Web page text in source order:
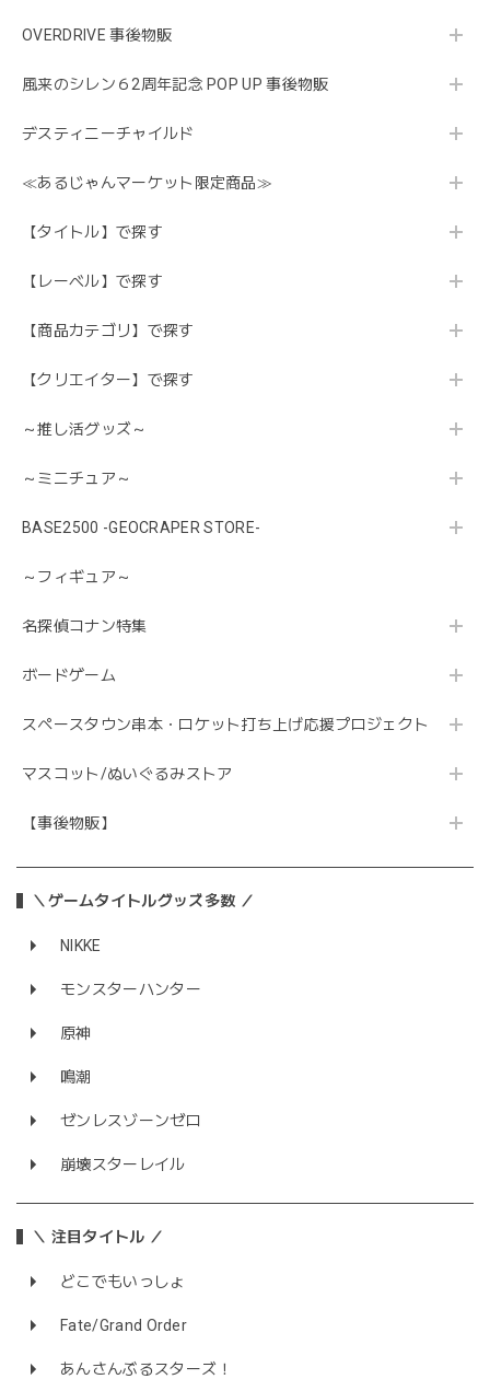
OVERDRIVE 事後物販
風来のシレン６2周年記念 POP UP 事後物販
デスティニーチャイルド
≪あるじゃんマーケット限定商品≫
【タイトル】で探す
【レーベル】で探す
【商品カテゴリ】で探す
【クリエイター】で探す
～推し活グッズ～
～ミニチュア～
BASE2500 -GEOCRAPER STORE-
～フィギュア～
名探偵コナン特集
ボードゲーム
スペースタウン串本・ロケット打ち上げ応援プロジェクト
マスコット/ぬいぐるみストア
【事後物販】
＼ゲームタイトルグッズ多数 ／
NIKKE
モンスターハンター
原神
鳴潮
ゼンレスゾーンゼロ
崩壊スターレイル
＼ 注目タイトル ／
どこでもいっしょ
Fate/Grand Order
あんさんぶるスターズ！